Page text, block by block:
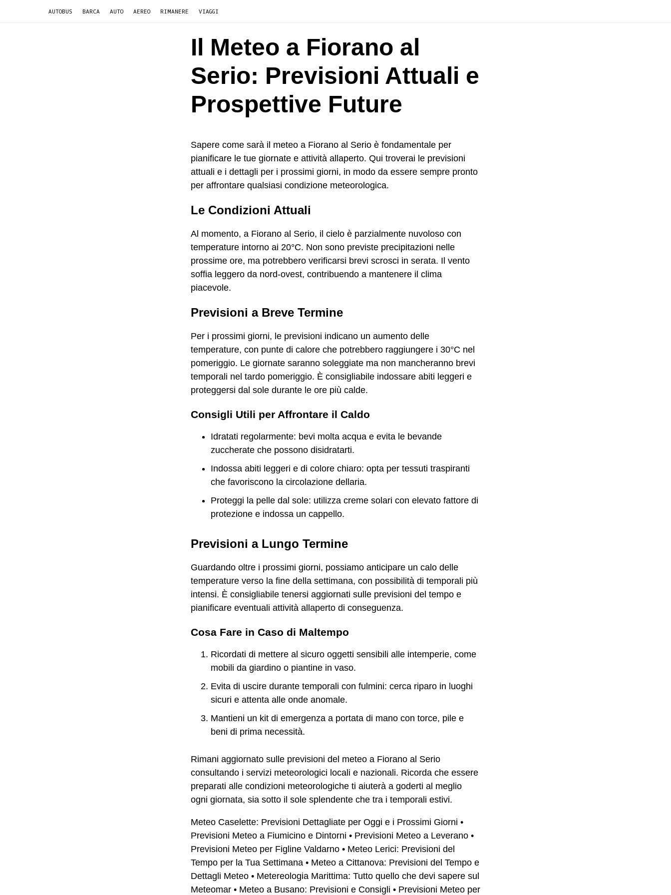
AUTOBUS BARCA AUTO AEREO RIMANERE VIAGGI
Il Meteo a Fiorano al
Serio: Previsioni Attuali e
Prospettive Future
Sapere come sarà il meteo a Fiorano al Serio è fondamentale per
pianificare le tue giornate e attività allaperto. Qui troverai le previsioni
attuali e i dettagli per i prossimi giorni, in modo da essere sempre pronto
per affrontare qualsiasi condizione meteorologica.
Le Condizioni Attuali
Al momento, a Fiorano al Serio, il cielo è parzialmente nuvoloso con
temperature intorno ai 20°C. Non sono previste precipitazioni nelle
prossime ore, ma potrebbero verificarsi brevi scrosci in serata. Il vento
soffia leggero da nord-ovest, contribuendo a mantenere il clima
piacevole.
Previsioni a Breve Termine
Per i prossimi giorni, le previsioni indicano un aumento delle
temperature, con punte di calore che potrebbero raggiungere i 30°C nel
pomeriggio. Le giornate saranno soleggiate ma non mancheranno brevi
temporali nel tardo pomeriggio. È consigliabile indossare abiti leggeri e
proteggersi dal sole durante le ore più calde.
Consigli Utili per Affrontare il Caldo
Idratati regolarmente: bevi molta acqua e evita le bevande
zuccherate che possono disidratarti.
Indossa abiti leggeri e di colore chiaro: opta per tessuti traspiranti
che favoriscono la circolazione dellaria.
Proteggi la pelle dal sole: utilizza creme solari con elevato fattore di
protezione e indossa un cappello.
Previsioni a Lungo Termine
Guardando oltre i prossimi giorni, possiamo anticipare un calo delle
temperature verso la fine della settimana, con possibilità di temporali più
intensi. È consigliabile tenersi aggiornati sulle previsioni del tempo e
pianificare eventuali attività allaperto di conseguenza.
Cosa Fare in Caso di Maltempo
Ricordati di mettere al sicuro oggetti sensibili alle intemperie, come
mobili da giardino o piantine in vaso.
Evita di uscire durante temporali con fulmini: cerca riparo in luoghi
sicuri e attenta alle onde anomale.
Mantieni un kit di emergenza a portata di mano con torce, pile e
beni di prima necessità.
Rimani aggiornato sulle previsioni del meteo a Fiorano al Serio
consultando i servizi meteorologici locali e nazionali. Ricorda che essere
preparati alle condizioni meteorologiche ti aiuterà a goderti al meglio
ogni giornata, sia sotto il sole splendente che tra i temporali estivi.
Meteo Caselette: Previsioni Dettagliate per Oggi e i Prossimi Giorni •
Previsioni Meteo a Fiumicino e Dintorni • Previsioni Meteo a Leverano •
Previsioni Meteo per Figline Valdarno • Meteo Lerici: Previsioni del
Tempo per la Tua Settimana • Meteo a Cittanova: Previsioni del Tempo e
Dettagli Meteo • Metereologia Marittima: Tutto quello che devi sapere sul
Meteomar • Meteo a Busano: Previsioni e Consigli • Previsioni Meteo per